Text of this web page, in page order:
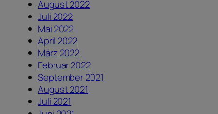
August 2022
Juli 2022
Mai 2022
April 2022
März 2022
Februar 2022
September 2021
August 2021
Juli 2021